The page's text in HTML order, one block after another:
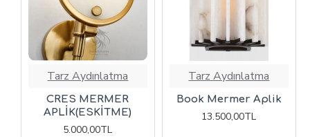
Tarz Aydınlatma
CRES MERMER
APLİK(ESKİTME)
5.000,00TL
Tarz Aydınlatma
Book Mermer Aplik
13.500,00TL